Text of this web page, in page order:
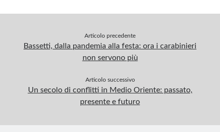
Articolo precedente
Bassetti, dalla pandemia alla festa: ora i carabinieri
non servono più
Articolo successivo
Un secolo di conflitti in Medio Oriente: passato,
presente e futuro